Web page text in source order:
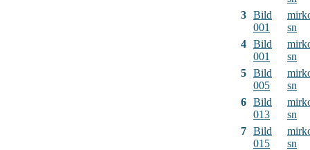
3 Bild
001
sn
4 Bild
001
sn
5 Bild
005
sn
6 Bild
013
sn
7 Bild
015
sn